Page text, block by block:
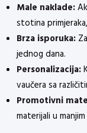
Male naklade:
stotina
Brza isporuka:
jednog dana.
Personalizacija:
vaučera sa
Promotivni
materijali u